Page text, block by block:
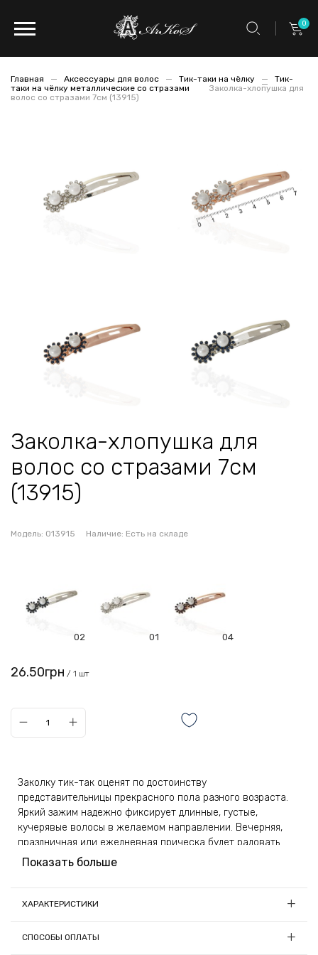
0
Главная Аксессуары для волос Тик-таки на чёлку
Тик-
таки на чёлку металлические со стразами
Заколка-хлопушка для
волос со стразами 7см (13915)
Заколка-хлопушка для
волос со стразами 7см
(13915)
Модель: 013915 Наличие: Есть на складе
02 01 04
26.50грн / 1 шт
Заколку тик-так оценят по достоинству
представительницы прекрасного пола разного возраста.
Яркий зажим надежно фиксирует длинные, густые,
кучерявые волосы в желаемом направлении. Вечерняя,
праздничная или ежедневная прическа будет радовать
аккуратным видом на протяжении всего дня. В наборе 12
сумочке или косметичке. Если из укладки выпадут
фиксирующего механизма можно их быстро вернуть
Показать больше
ХАРАКТЕРИСТИКИ
Длина, см: 7
СПОСОБЫ ОПЛАТЫ